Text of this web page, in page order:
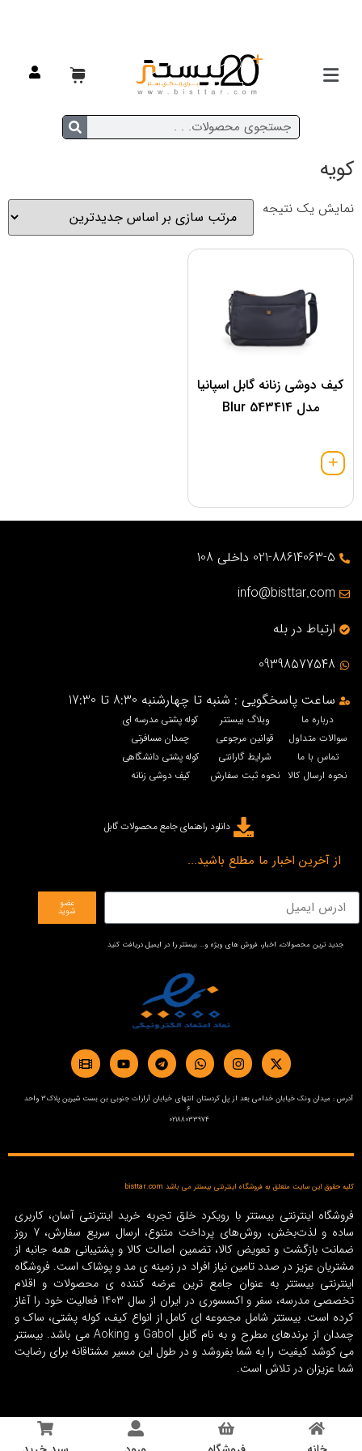
/ محصولات برچسب خورده “کویه”
کویه
نمایش یک نتیجه
کیف دوشی زنانه گابل اسپانیا
مدل 543414 Blur
021-88614063-5 داخلی 108
info@bisttar.com
ارتباط در بله
09398577548
ساعت پاسخگویی : شنبه تا چهارشنبه 8:30 تا 17:30
درباره ما
سوالات متداول
تماس با ما
نحوه ارسال کالا
وبلاگ بیستتر
قوانین مرجوعی
شرایط گارانتی
نحوه ثبت سفارش
کوله پشتی مدرسه ای
چمدان مسافرتی
کوله پشتی دانشگاهی
کیف دوشی زنانه
دانلود راهنمای جامع محصولات گابل
از آخرین اخبار ما مطلع باشید...
عضو
شوید
جدید ترین محصولات، اخبار، فروش های ویژه و… بیستتر را در ایمیل دریافت کنید
آدرس : میدان ونک خیابان خدامی بعد از پل کردستان انتهای خیابان آرارات جنوبی بن بست شیرین پلاک3 واحد
6
02188033974
کلیه حقوق این سایت متعلق به فروشگاه اینترنتی بیستتر می باشد bisttar.com
فروشگاه اینترنتی بیستتر با رویکرد خلق تجربه خرید اینترنتی آسان، کاربری
ساده و لذت‌بخش، روش‌های پرداخت متنوع، ارسال سریع سفارش، 7 روز
ضمانت بازگشت و تعویض کالا، تضمین اصالت کالا و پشتیبانی همه جانبه از
مشتریان عزیز در صدد تامین نیاز افراد در زمینه‌ ی مد و پوشاک است. فروشگاه
اینترنتی بیستتر به عنوان جامع ترین عرضه کننده ی محصولات و اقلام
تخصصی مدرسه، سفر و اکسسوری در ایران از سال 1403 فعالیت خود را آغاز
کرده است. بیستتر شامل مجموعه ای کامل از انواع کیف، کوله پشتی، ساک و
چمدان از برندهای مطرح و به نام گابل Gabol و Aoking می باشد. بیستتر
می کوشد کیفیت را به شما بفروشد و در طول این مسیر مشتاقانه برای رضایت
شما عزیزان در تلاش است.